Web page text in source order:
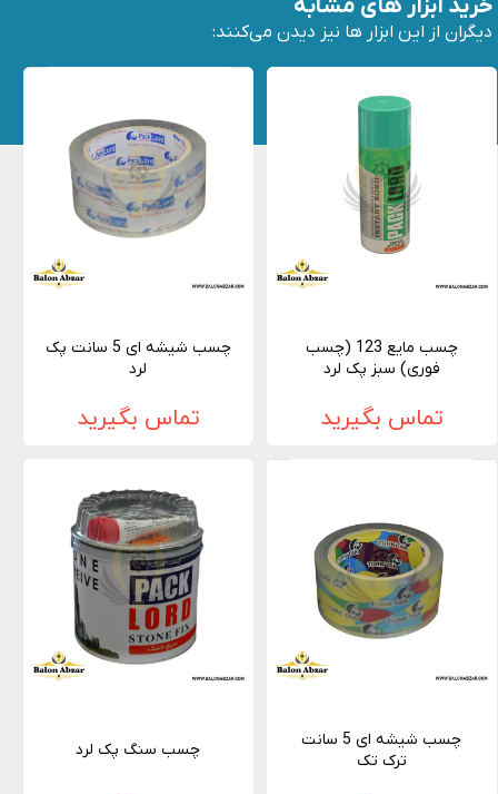
چسب مایع 123 (چسب
فوری) سبز پک لرد
تماس بگیرید
چسب شیشه ای 5 سانت پک
لرد
تماس بگیرید
چسب شیشه ای 5 سانت
ترک تک
چسب سنگ پک لرد
خرید ابزار های مشابه
دیگران از این ابزار ها نیز دیدن می‌کنند: